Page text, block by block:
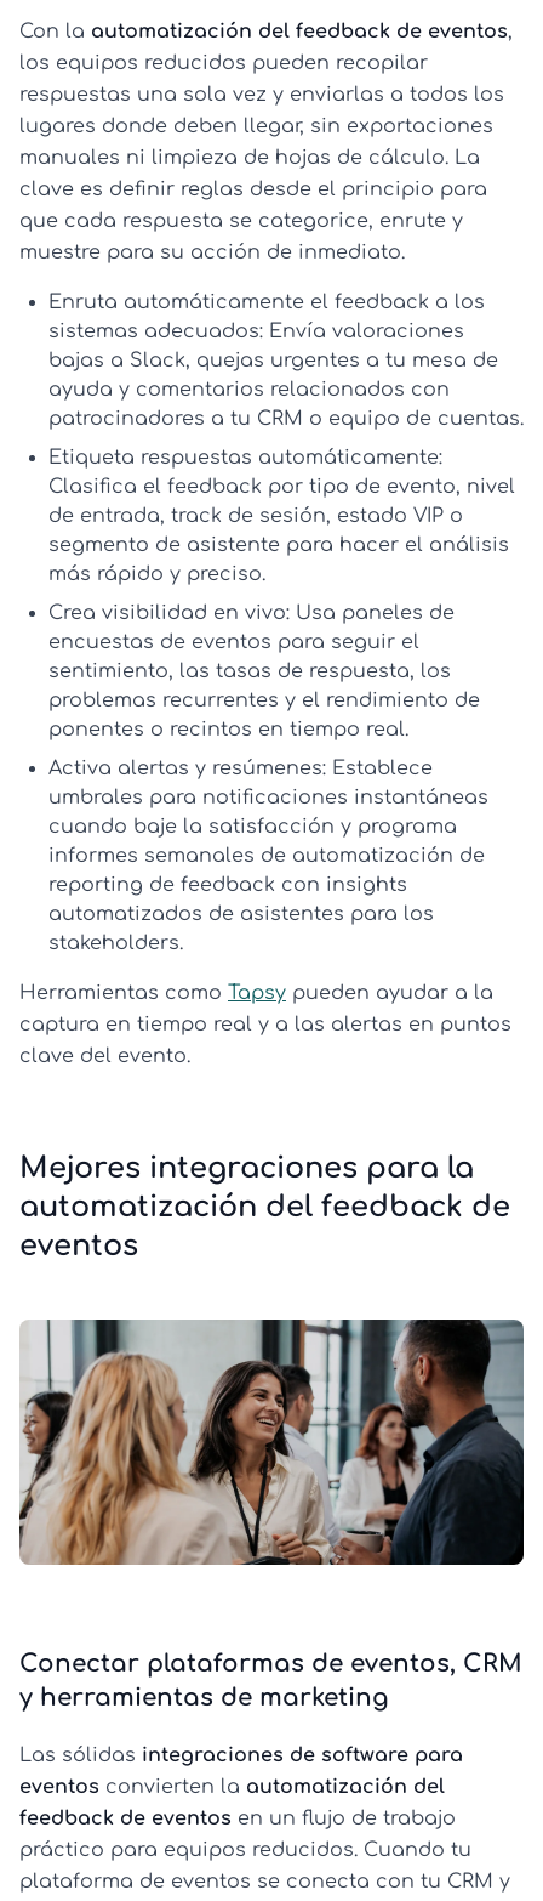
Con la automatización del feedback de eventos,
los equipos reducidos pueden recopilar
respuestas una sola vez y enviarlas a todos los
lugares donde deben llegar, sin exportaciones
manuales ni limpieza de hojas de cálculo. La
clave es definir reglas desde el principio para
que cada respuesta se categorice, enrute y
muestre para su acción de inmediato.
Enruta automáticamente el feedback a los
sistemas adecuados: Envía valoraciones
bajas a Slack, quejas urgentes a tu mesa de
ayuda y comentarios relacionados con
patrocinadores a tu CRM o equipo de cuentas.
Etiqueta respuestas automáticamente:
Clasifica el feedback por tipo de evento, nivel
de entrada, track de sesión, estado VIP o
segmento de asistente para hacer el análisis
más rápido y preciso.
Crea visibilidad en vivo: Usa paneles de
encuestas de eventos para seguir el
sentimiento, las tasas de respuesta, los
problemas recurrentes y el rendimiento de
ponentes o recintos en tiempo real.
Activa alertas y resúmenes: Establece
umbrales para notificaciones instantáneas
cuando baje la satisfacción y programa
informes semanales de automatización de
reporting de feedback con insights
automatizados de asistentes para los
stakeholders.
Herramientas como Tapsy pueden ayudar a la
captura en tiempo real y a las alertas en puntos
clave del evento.
Mejores integraciones para la
automatización del feedback de
eventos
Conectar plataformas de eventos, CRM
y herramientas de marketing
Las sólidas integraciones de software para
eventos convierten la automatización del
feedback de eventos en un flujo de trabajo
práctico para equipos reducidos. Cuando tu
plataforma de eventos se conecta con tu CRM y